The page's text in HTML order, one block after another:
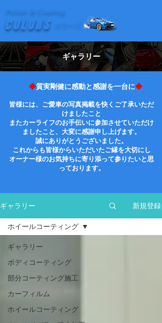
Polish & Coating
COLORS カラーズ
​ギャラリー
◆質実剛健に感動と感謝を一台に◆
皆様には、ご愛車の写真掲載を快くご了承いただ
けましたこと
またカーライフのお手伝いに参加させていただけ
ましたこと、大変に感謝申し上げます。
誠にありがとうございました。
これからも皆様からいただいたご縁を大切にし
オーナー様のお気持ちに寄り添って参りたいと思
っております。
ギャラリー 新規登録
ギャラリー
ボディコーティング
部分コーティング施工
カーフィルム
ホイールコーティング
ホイールコーティング